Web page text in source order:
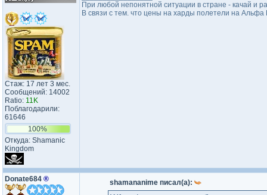
Стаж: 17 лет 3 мес.
Сообщений: 14002
Ratio: 11K
Поблагодарили:
61646
100%
Откуда: Shamanic
Kingdom
При любой непонятной ситуации в стране - качай и
В связи с тем. что цены на харды полетели на
Donate684 ® shamananime писал(а):